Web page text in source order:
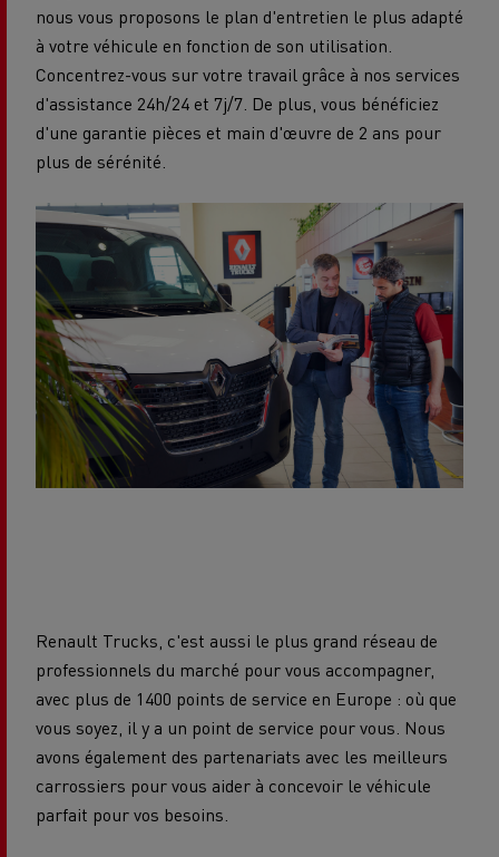
nous vous proposons le plan d'entretien le plus adapté
à votre véhicule en fonction de son utilisation.
Concentrez-vous sur votre travail grâce à nos services
d'assistance 24h/24 et 7j/7. De plus, vous bénéficiez
d'une garantie pièces et main d'œuvre de 2 ans pour
plus de sérénité.
Renault Trucks, c'est aussi le plus grand réseau de
professionnels du marché pour vous accompagner,
avec plus de 1400 points de service en Europe : où que
vous soyez, il y a un point de service pour vous. Nous
avons également des partenariats avec les meilleurs
carrossiers pour vous aider à concevoir le véhicule
parfait pour vos besoins.